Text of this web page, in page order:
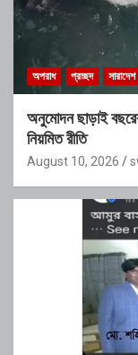
অপরাধ প্রচ্ছদ সারাদেশ
অনুমোদন ছাড়াই
নিয়মিত রীতি
August 10, 2026